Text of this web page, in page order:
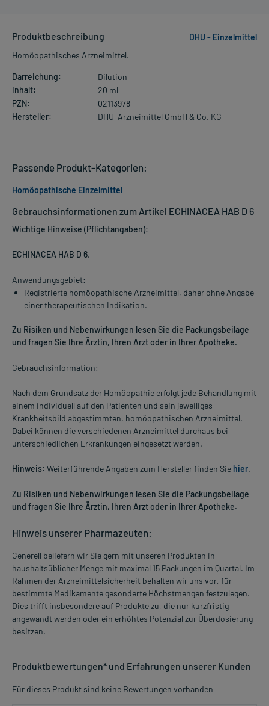
Produktbeschreibung
DHU - Einzelmittel
Homöopathisches Arzneimittel.
Darreichung:
Dilution
Inhalt:
20 ml
PZN:
02113978
Hersteller:
DHU-Arzneimittel GmbH & Co. KG
Gebrauchsinformationen zum Artikel ECHINACEA HAB D 6
Wichtige Hinweise (Pflichtangaben):
ECHINACEA HAB D 6.
Anwendungsgebiet:
Registrierte homöopathische Arzneimittel, daher ohne Angabe
einer therapeutischen Indikation.
Zu Risiken und Nebenwirkungen lesen Sie die Packungsbeilage
und fragen Sie Ihre Ärztin, Ihren Arzt oder in Ihrer Apotheke.
Gebrauchsinformation:
Nach dem Grundsatz der Homöopathie erfolgt jede Behandlung mit
einem individuell auf den Patienten und sein jeweiliges
Krankheitsbild abgestimmten, homöopathischen Arzneimittel.
Dabei können die verschiedenen Arzneimittel durchaus bei
unterschiedlichen Erkrankungen eingesetzt werden.
Hinweis: Weiterführende Angaben zum Hersteller finden Sie hier.
Zu Risiken und Nebenwirkungen lesen Sie die Packungsbeilage
und fragen Sie Ihre Ärztin, Ihren Arzt oder in Ihrer Apotheke.
Hinweis unserer Pharmazeuten:
Generell beliefern wir Sie gern mit unseren Produkten in
haushaltsüblicher Menge mit maximal 15 Packungen im Quartal. Im
Rahmen der Arzneimittelsicherheit behalten wir uns vor, für
bestimmte Medikamente gesonderte Höchstmengen festzulegen.
Dies trifft insbesondere auf Produkte zu, die nur kurzfristig
angewandt werden oder ein erhöhtes Potenzial zur Überdosierung
besitzen.
Produktbewertungen* und Erfahrungen unserer Kunden
Für dieses Produkt sind keine Bewertungen vorhanden
Passende Produkt-Kategorien:
Homöopathische Einzelmittel